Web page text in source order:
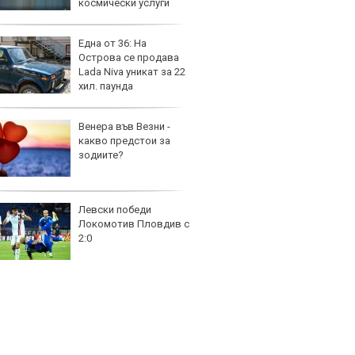
космически услуги
Една от 36: На
Острова се продава
Lada Niva уникат за 22
хил. паунда
Венера във Везни -
какво предстои за
зодиите?
Левски победи
Локомотив Пловдив с
2:0